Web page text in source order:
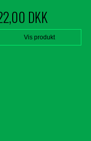
DKK
Vis produkt